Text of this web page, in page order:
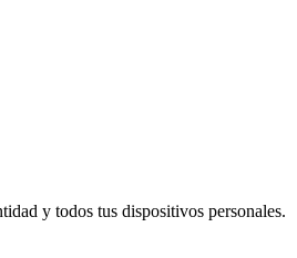
y todos tus dispositivos personales.​